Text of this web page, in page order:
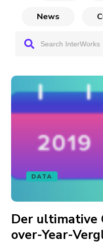
News
DATA
Der ultimative
over-Year-